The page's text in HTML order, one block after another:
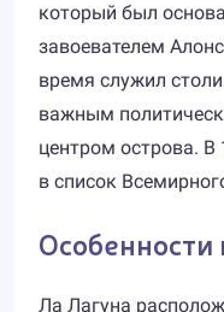
который был
завоевателем
время служил
важным
центром острова. В
в список
Особенности
Ла Лагуна